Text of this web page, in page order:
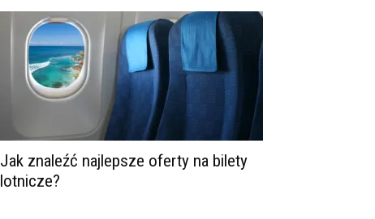
Jak znaleźć najlepsze oferty na bilety
lotnicze?